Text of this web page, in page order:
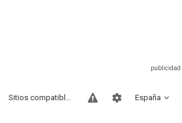
España
Sitios compatibles